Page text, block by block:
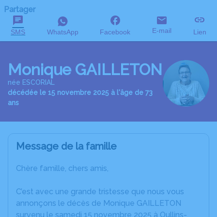
Partager
SMS WhatsApp Facebook E-mail Lien
Monique GAILLETON
née ESCORIAL
décédée le 15 novembre 2025 à l'âge de 73
ans
Message de la famille
Chère famille, chers amis,
C’est avec une grande tristesse que nous vous
annonçons le décès de Monique GAILLETON
survenu le samedi 15 novembre 2025 à Oullins-